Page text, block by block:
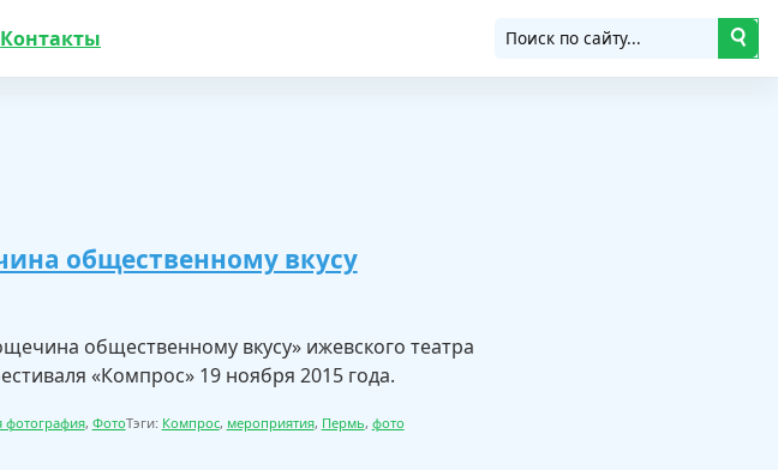
Контакты
общественному вкусу
общественному вкусу» ижевского театра
«Компрос» 19 ноября 2015 года.
фотография, ФотоТэги: Компрос, мероприятия, Пермь, фото